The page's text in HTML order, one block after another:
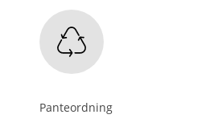
Panteordning